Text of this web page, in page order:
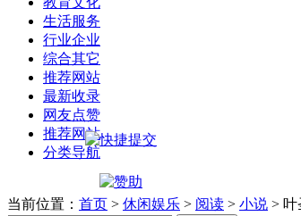
生活服务
行业企业
综合其它
推荐网站
最新收录
网友点赞
推荐网站
分类导航
当前位置： 首页 > 休闲娱乐 > 阅读 > 小说 > 叶